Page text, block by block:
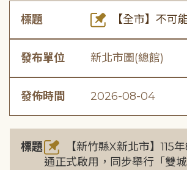
標題 【全市】不可
發布單位 新北市圖(總館)
發佈時間 2026-08-04
標題
【新竹縣X新北市】115
通正式啟用，同步舉行「雙城